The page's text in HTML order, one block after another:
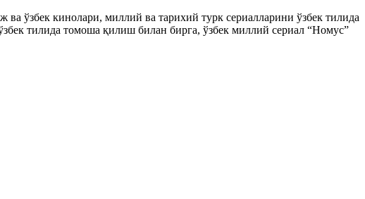
ўзбек кинолари, миллий ва тарихий турк сериалларини ўзбек тилида
тилида томоша қилиш билан бирга, ўзбек миллий сериал “Номус”